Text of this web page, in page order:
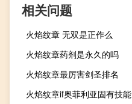
相关问题
火焰纹章 无双是正作么
火焰纹章药剂是永久的吗
火焰纹章最厉害剑圣排名
火焰纹章if奥菲利亚固有技能